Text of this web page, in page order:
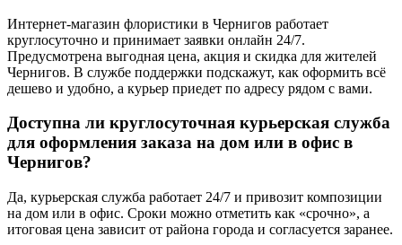
Интернет-магазин флористики в Чернигов работает
круглосуточно и принимает заявки онлайн 24/7.
Предусмотрена выгодная цена, акция и скидка для жителей
Чернигов. В службе поддержки подскажут, как оформить всё
дешево и удобно, а курьер приедет по адресу рядом с вами.
Доступна ли круглосуточная курьерская служба
для оформления заказа на дом или в офис в
Чернигов?
Да, курьерская служба работает 24/7 и привозит композиции
на дом или в офис. Сроки можно отметить как «срочно», а
итоговая цена зависит от района города и согласуется заранее.